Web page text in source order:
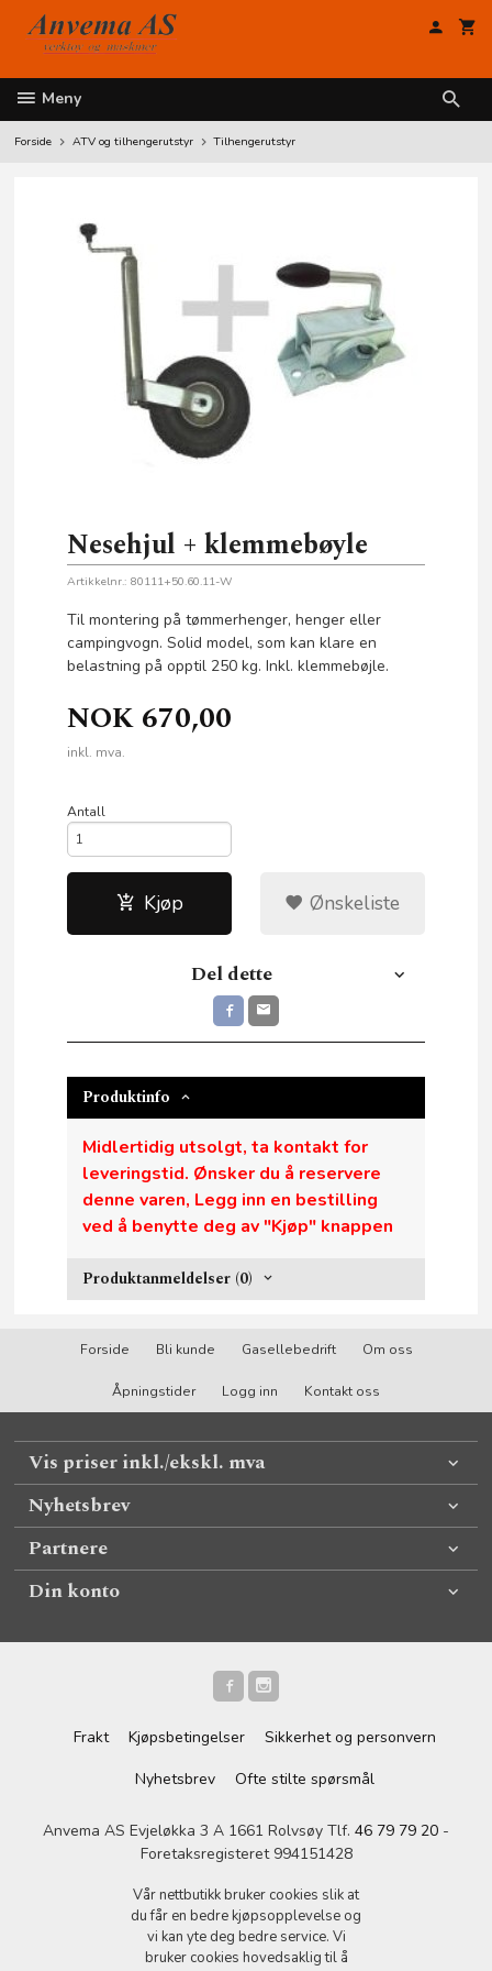
innholdet
Meny
Forside ATV og tilhengerutstyr Tilhengerutstyr
Nesehjul + klemmebøyle
Artikkelnr.: 80111+50.60.11-W
Til montering på tømmerhenger, henger eller
campingvogn. Solid model, som kan klare en
belastning på opptil 250 kg. Inkl. klemmebøjle.
NOK 670,00
inkl. mva.
Antall
Kjøp Ønskeliste
Del dette
Produktinfo
Midlertidig utsolgt, ta kontakt for
leveringstid. Ønsker du å reservere
denne varen, Legg inn en bestilling
ved å benytte deg av "Kjøp" knappen
Produktanmeldelser (0)
Forside Bli kunde Gasellebedrift Om oss
Åpningstider Logg inn Kontakt oss
Vis priser inkl./ekskl. mva
Nyhetsbrev
Partnere
Din konto
Frakt Kjøpsbetingelser
Sikkerhet og personvern
Nyhetsbrev
Ofte stilte spørsmål
Anvema AS Evjeløkka 3 A 1661 Rolvsøy Tlf. 46 79 79 20 -
Foretaksregisteret 994151428
Vår nettbutikk bruker cookies slik at
du får en bedre kjøpsopplevelse og
vi kan yte deg bedre service. Vi
bruker cookies hovedsaklig til å